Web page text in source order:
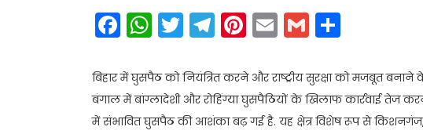
Facebook
WhatsApp
Twitter
Telegram
Pinterest
EmailGmail
बिहार में घुसपैठ को नियंत्रित करने और राष्ट्रीय सुरक्षा को मजबूत
बंगाल में बांग्लादेशी और रोहिंग्या घुसपैठियों के खिलाफ कार्रवाई तेज
में संभावित घुसपैठ की आशंका बढ़ गई है. यह क्षेत्र विशेष रूप से किशनगंज,